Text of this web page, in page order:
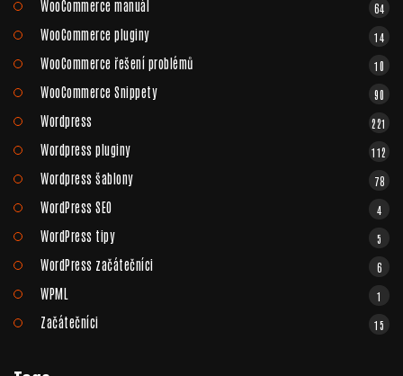
WooCommerce manuál 64
WooCommerce pluginy 14
WooCommerce řešení problémů 10
WooCommerce Snippety 90
Wordpress 221
Wordpress pluginy 112
Wordpress šablony 78
WordPress SEO 4
WordPress tipy 5
WordPress začátečníci 6
WPML 1
Začátečníci 15